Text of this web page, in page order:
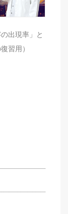
出現率」と
習用）